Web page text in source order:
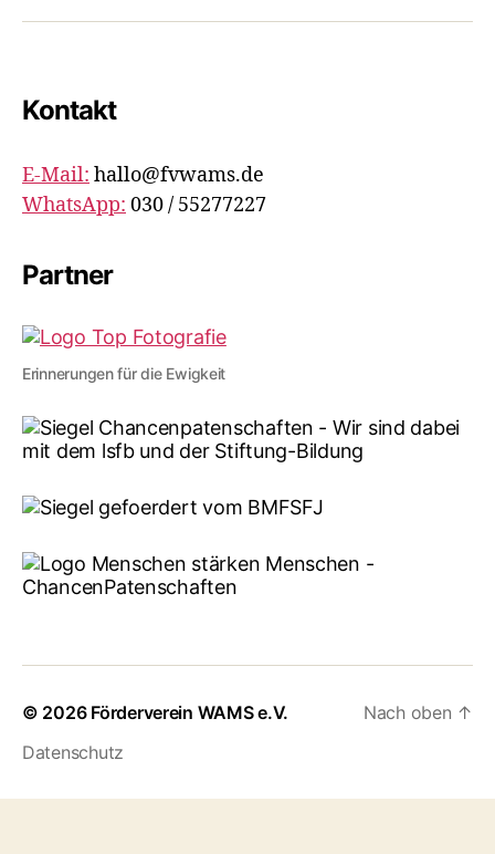
Kontakt
E-Mail: hallo@fvwams.de
WhatsApp: 030 / 55277227
Partner
Erinnerungen für die Ewigkeit
© 2026 Förderverein WAMS e.V.
Datenschutz
Nach oben ↑